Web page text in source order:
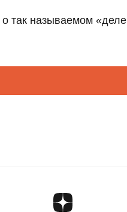
так называемом «деле